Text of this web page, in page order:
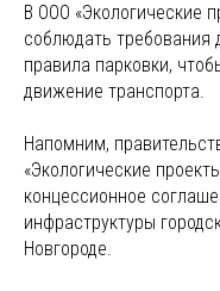
В ООО «Экологические
соблюдать
правила парковки,
движение транспорта.
Напомним,
«Экологические
концессионное
инфраструктуры
Новгороде.